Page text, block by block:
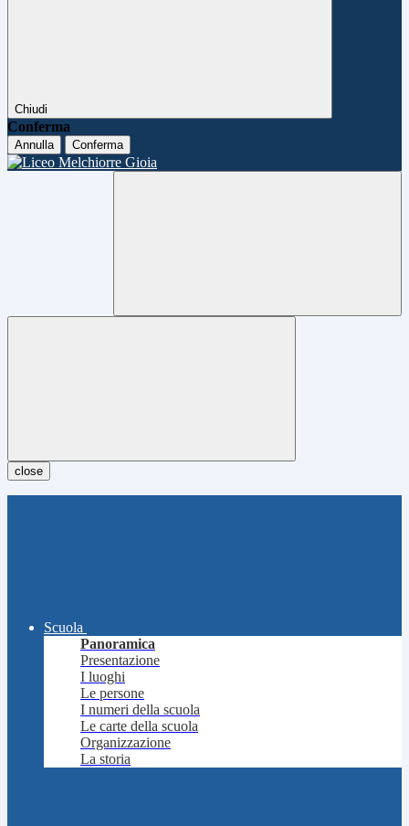
Chiudi
Conferma
Annulla Conferma
close
Scuola
Panoramica
Presentazione
I luoghi
Le persone
I numeri della scuola
Le carte della scuola
Organizzazione
La storia